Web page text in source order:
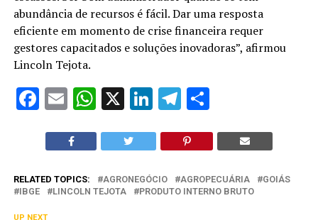
abundância de recursos é fácil. Dar uma resposta
eficiente em momento de crise financeira requer
gestores capacitados e soluções inovadoras”, afirmou
Lincoln Tejota.
Facebook
EmailWhatsApp
X LinkedIn
Telegram
Share
RELATED TOPICS: AGRONEGÓCIO AGROPECUÁRIA
GOIÁS
IBGE
LINCOLN TEJOTA PRODUTO INTERNO BRUTO
UP NEXT